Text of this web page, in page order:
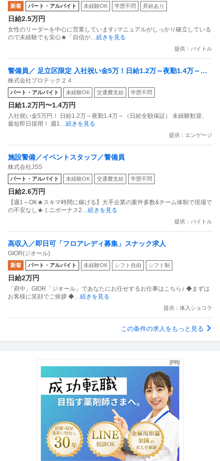
新着 パート・アルバイト 未経験OK 学歴不問 昇給あり
日給2.5万円
女性のリーダーを中心に営業しています♪マニュアルがしっかり確立している
ので未経験でも安心★「自信が…続きを見る
提供：バイトル
警備員／ 足立区限定 入社祝い金5万！日給1.2万～夜勤1.4万～未
経験歓迎！最短即日採用！週1～OK！
株式会社プロテック２４
パート・アルバイト 未経験OK 交通費支給 学歴不問
日給1.2万円〜1.4万円
入社祝い金5万円！ 日給1.2万～夜勤1.4万～（日給全額保証） 未経験歓迎、
最短即日採用！ 週1…続きを見る
提供：エンゲージ
施設警備／イベントスタッフ／警備員
株式会社JSS
パート・アルバイト 未経験OK 交通費支給 学歴不問
日給2.6万円
【週1～OK★スキマ時間に稼げる】大手企業の案件多数&チーム体制で現場で
の不安なし★ミニボーナス2…続きを見る
提供：バイトル
高収入／即日可「フロアレディ募集」スナック求人
GIOR(ジオール)
新着 パート・アルバイト 未経験OK シフト自由 シフト制
日給2万円
「府中」GIOR「ジオール」であなたにお任せするお仕事はこちら♪ ◆まずは
お客様に笑顔でご挨拶 ◆…続きを見る
提供：体入ショコラ
この条件の求人をもっと見る